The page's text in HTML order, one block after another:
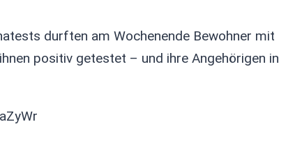
durften am Wochenende Bewohner mit
positiv getestet – und ihre Angehörigen in